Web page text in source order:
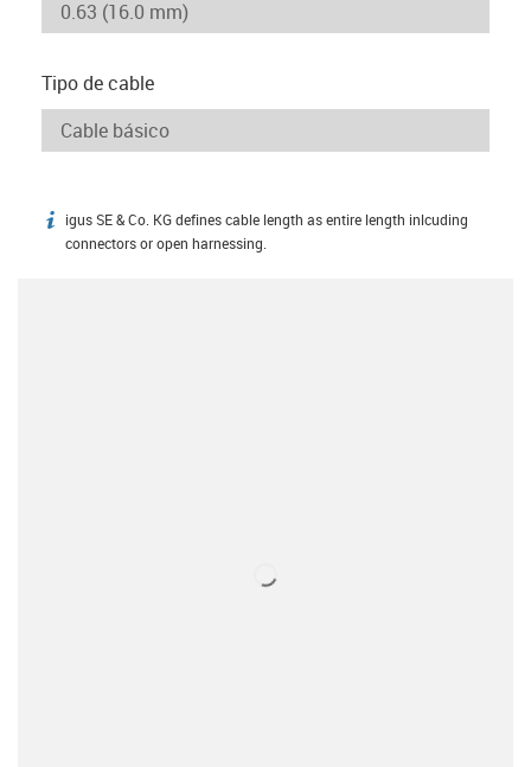
Tipo de cable
igus-icon-info
igus SE & Co. KG defines cable length as entire length inlcuding
connectors or open harnessing.